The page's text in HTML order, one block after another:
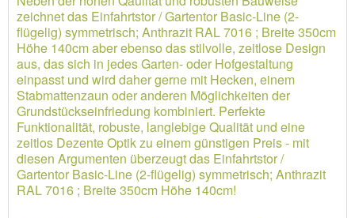
zeichnet das Einfahrtstor / Gartentor Basic-Line (2-
flügelig) symmetrisch; Anthrazit RAL 7016 ; Breite 350cm
Höhe 140cm aber ebenso das stilvolle, zeitlose Design
aus, das sich in jedes Garten- oder Hofgestaltung
einpasst und wird daher gerne mit Hecken, einem
Stabmattenzaun oder anderen Möglichkeiten der
Grundstückseinfriedung kombiniert. Perfekte
Funktionalität, robuste, langlebige Qualität und eine
zeitlos Dezente Optik zu einem günstigen Preis - mit
diesen Argumenten überzeugt das Einfahrtstor /
Gartentor Basic-Line (2-flügelig) symmetrisch; Anthrazit
RAL 7016 ; Breite 350cm Höhe 140cm!